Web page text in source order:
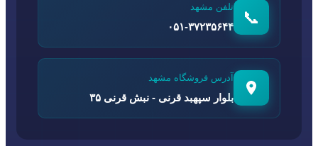
📞
تلفن مشهد
۰۵۱-۳۷۲۳۵۶۴۴
آدرس فروشگاه مشهد
بلوار سپهبد قرنی - نبش قرنی ۳۵